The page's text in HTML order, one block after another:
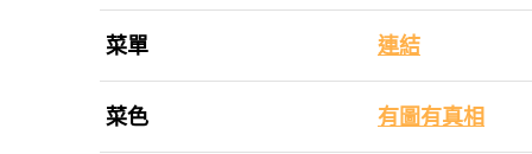
菜單 連結
菜色 有圖有真相